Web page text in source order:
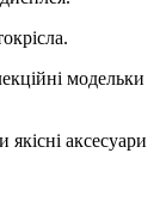
модельки
аксесуари